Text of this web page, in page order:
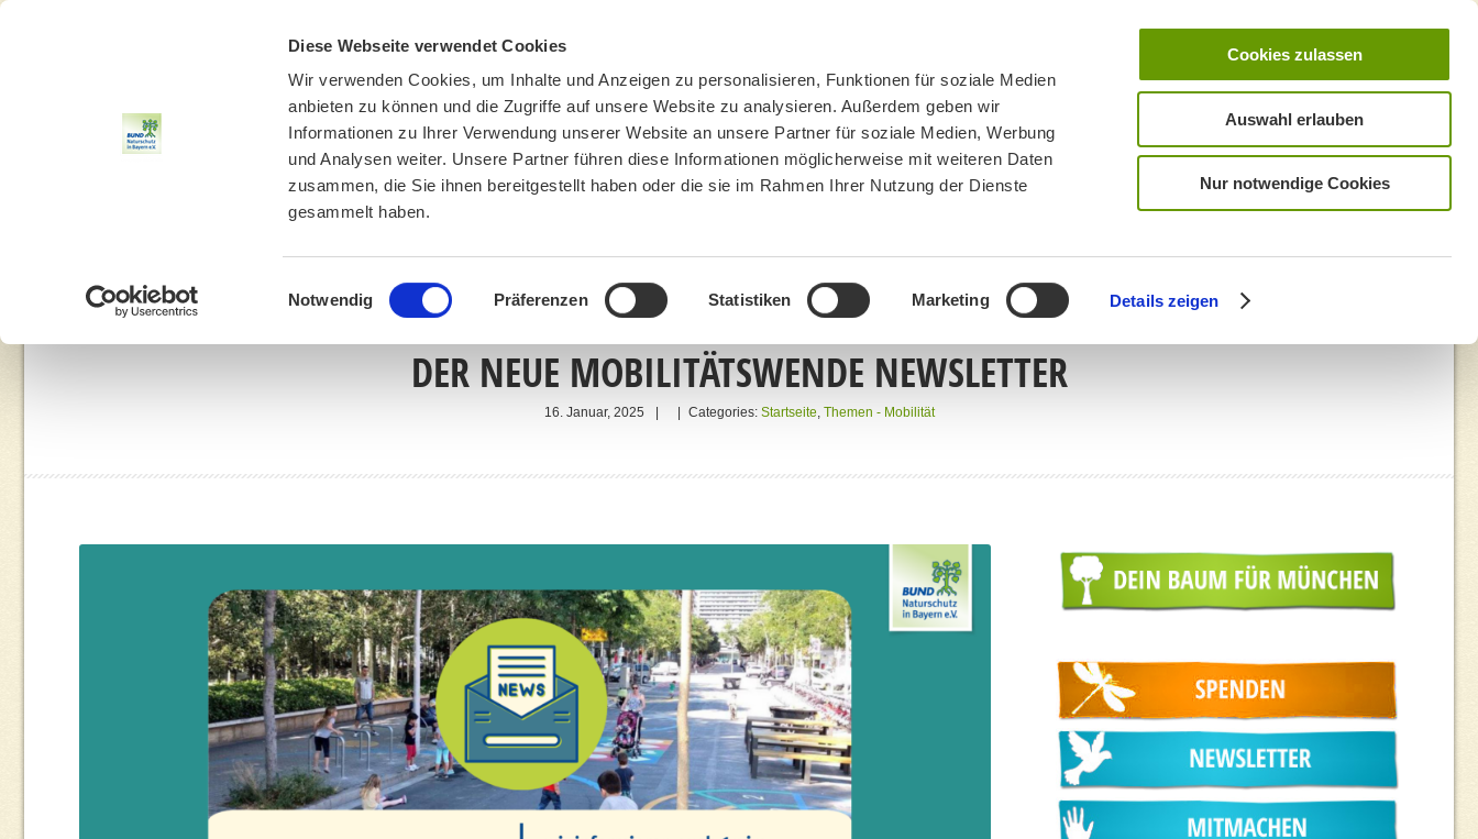
Diese Webseite verwendet Cookies
Wir verwenden Cookies, um Inhalte und Anzeigen zu personalisieren, Funktionen für soziale Medien
anbieten zu können und die Zugriffe auf unsere Website zu analysieren. Außerdem geben wir
Informationen zu Ihrer Verwendung unserer Website an unsere Partner für soziale Medien, Werbung
und Analysen weiter. Unsere Partner führen diese Informationen möglicherweise mit weiteren Daten
zusammen, die Sie ihnen bereitgestellt haben oder die sie im Rahmen Ihrer Nutzung der Dienste
gesammelt haben.
Einwilligungsauswahl
Notwendig Präferenzen Statistiken Marketing Details zeigen
Cookies zulassen
Auswahl erlauben
Nur notwendige Cookies
UMWELTBILDUNG UMWELTBERATUNG BN MÜNCHEN MITMACHEN SPENDEN
DER NEUE MOBILITÄTSWENDE NEWSLETTER
16. Januar, 2025 Categories: Startseite, Themen - Mobilität